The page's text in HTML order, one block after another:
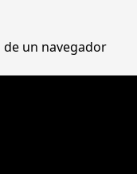
un navegador